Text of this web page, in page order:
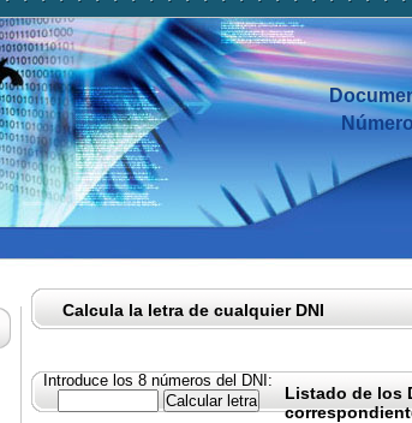
Calcula la letra de cualquier DNI
Introduce los 8 números del DNI:
Listado de los